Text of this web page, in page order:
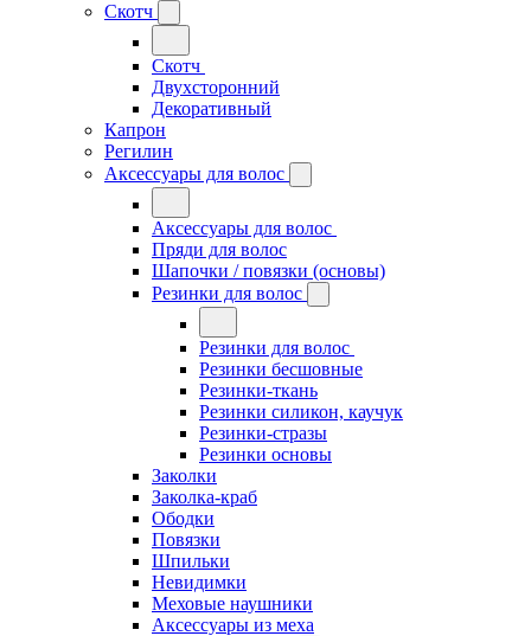
Скотч
Скотч
Двухсторонний
Декоративный
Капрон
Регилин
Аксессуары для волос
Аксессуары для волос
Пряди для волос
Шапочки / повязки (основы)
Резинки для волос
Резинки для волос
Резинки бесшовные
Резинки-ткань
Резинки силикон, каучук
Резинки-стразы
Резинки основы
Заколки
Заколка-краб
Ободки
Повязки
Шпильки
Невидимки
Меховые наушники
Аксессуары из меха